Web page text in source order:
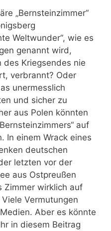
„Bernsteinzimmer“
Weltwunder“, wie es
genannt wird,
des Kriegsendes nie
verbrannt? Oder
unermesslich
und sicher zu
aus Polen könnten
auf
In einem Wrack eines
deutschen
letzten vor der
aus Ostpreußen
Zimmer wirklich auf
Vermutungen
Aber es könnte
in diesem Beitrag